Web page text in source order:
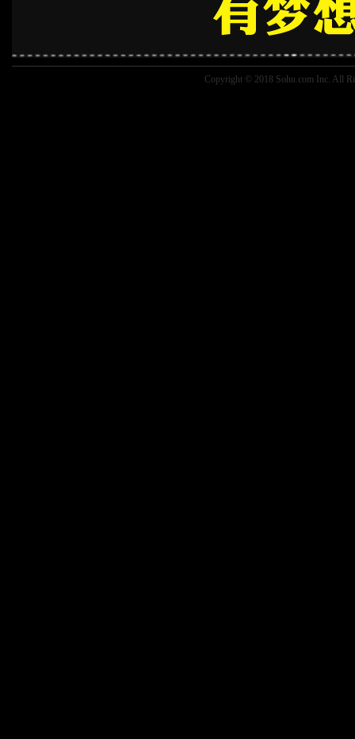
Copyright © 2018 Sohu.com Inc. All